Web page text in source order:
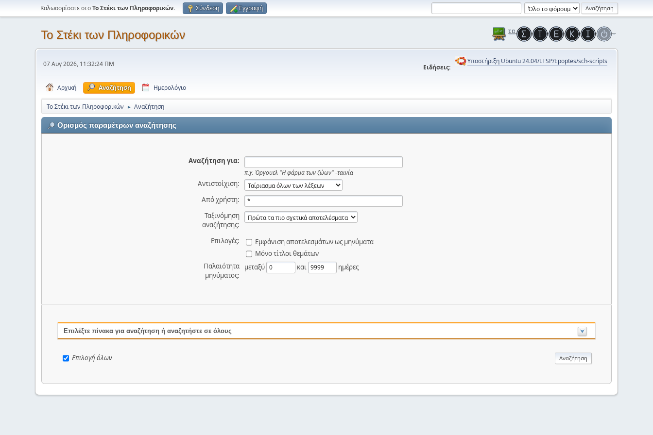
Καλωσορίσατε στοΤο Στέκι των Πληροφορικών. Σύνδεση Εγγραφή
Το Στέκι των Πληροφορικών
07 Αυγ 2026, 11:32:24 ΠΜ Ειδήσεις:
Υποστήριξη Ubuntu 24.04/LTSP/Epoptes/sch-scripts
Αρχική Αναζήτηση Ημερολόγιο
Το Στέκι των Πληροφορικών ► Αναζήτηση
Ορισμός παραμέτρων αναζήτησης
Αναζήτηση για:
π.χ. Όργουελ "Η φάρμα των ζώων" -ταινία
Αντιστοίχιση:
Από χρήστη:
Ταξινόμηση
αναζήτησης:
Επιλογές:
Εμφάνιση αποτελεσμάτων ως μηνύματα
Μόνο τίτλοι θεμάτων
Παλαιότητα
μηνύματος:
μεταξύ και ημέρες
Επιλέξτε πίνακα για αναζήτηση ή αναζητήστε σε όλους
Επιλογή όλων